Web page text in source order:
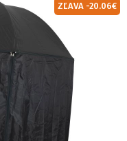
ZĽAVA -20.06€